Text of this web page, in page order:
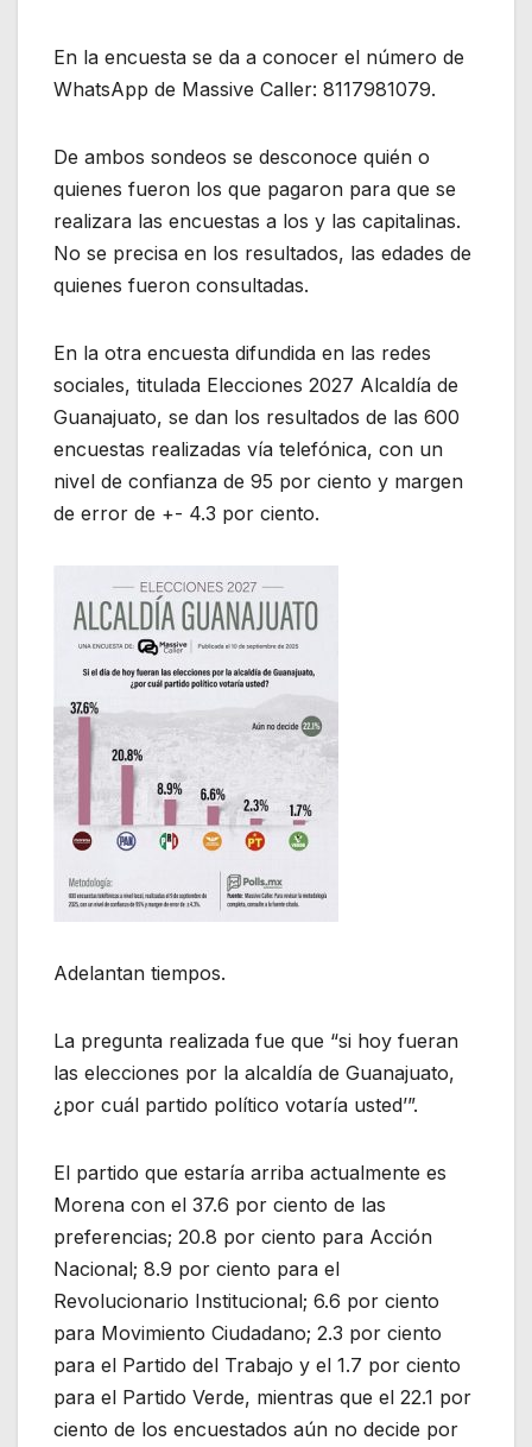
En la encuesta se da a conocer el número de
WhatsApp de Massive Caller: 8117981079.
De ambos sondeos se desconoce quién o
quienes fueron los que pagaron para que se
realizara las encuestas a los y las capitalinas.
No se precisa en los resultados, las edades de
quienes fueron consultadas.
En la otra encuesta difundida en las redes
sociales, titulada Elecciones 2027 Alcaldía de
Guanajuato, se dan los resultados de las 600
encuestas realizadas vía telefónica, con un
nivel de confianza de 95 por ciento y margen
de error de +- 4.3 por ciento.
Adelantan tiempos.
La pregunta realizada fue que “si hoy fueran
las elecciones por la alcaldía de Guanajuato,
¿por cuál partido político votaría usted’”.
El partido que estaría arriba actualmente es
Morena con el 37.6 por ciento de las
preferencias; 20.8 por ciento para Acción
Nacional; 8.9 por ciento para el
Revolucionario Institucional; 6.6 por ciento
para Movimiento Ciudadano; 2.3 por ciento
para el Partido del Trabajo y el 1.7 por ciento
para el Partido Verde, mientras que el 22.1 por
ciento de los encuestados aún no decide por